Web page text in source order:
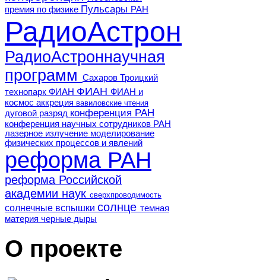
премия по физике Пульсары РАН
РадиоАстрон
РадиоАстроннаучная
программ
Сахаров Троицкий
технопарк ФИАН ФИАН ФИАН и
космос аккреция вавиловские чтения
дуговой разряд конференция РАН
конференция научных сотрудников РАН
лазерное излучение моделирование
физических процессов и явлений
реформа РАН
реформа Российской
академии наук сверхпроводимость
солнечные вспышки солнце темная
материя черные дыры
О проекте